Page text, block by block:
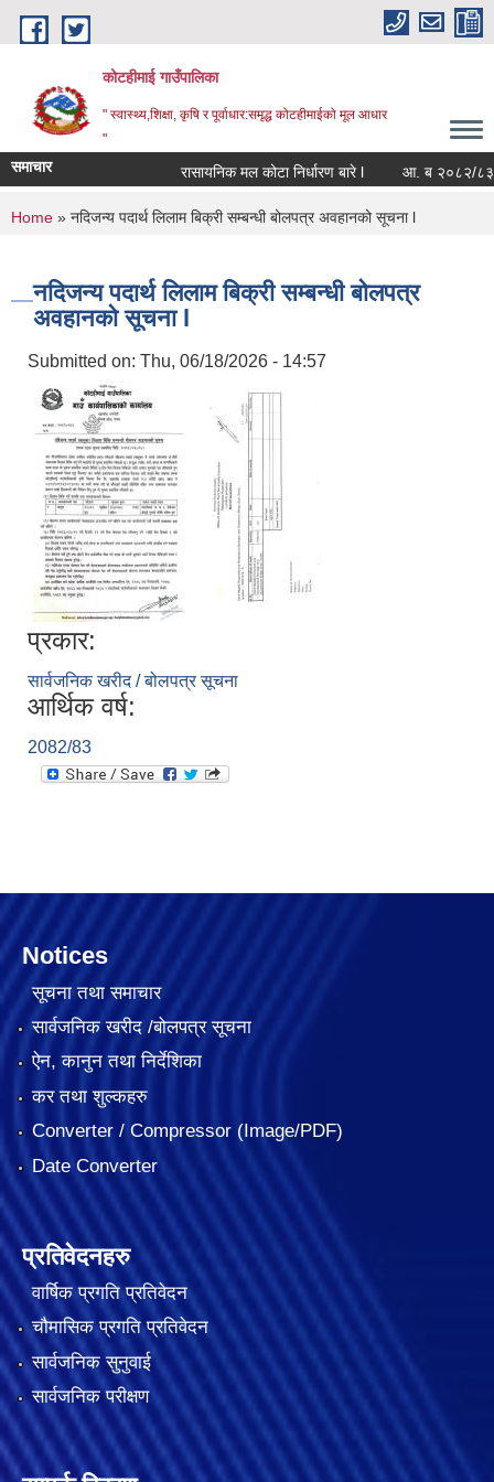
Skip to main content
कोटहीमाई गाउँपालिका
" स्वास्थ्य,शिक्षा, कृषि र पूर्वाधार:समृद्ध कोटहीमाईको मूल आधार
"
समाचार रासायनिक मल कोटा निर्धारण बारे l आ. ब २०८२/८३ को
You are here
Home » नदिजन्य पदार्थ लिलाम बिक्री सम्बन्धी बोलपत्र अवहानको सूचना l
नदिजन्य पदार्थ लिलाम बिक्री सम्बन्धी बोलपत्र
अवहानको सूचना l
Submitted on: Thu, 06/18/2026 - 14:57
प्रकार:
सार्वजनिक खरीद / बोलपत्र सूचना
आर्थिक वर्ष:
2082/83
Notices
सूचना तथा समाचार
सार्वजनिक खरीद /बोलपत्र सूचना
ऐन, कानुन तथा निर्देशिका
कर तथा शुल्कहरु
Converter / Compressor (Image/PDF)
Date Converter
प्रतिवेदनहरु
वार्षिक प्रगति प्रतिवेदन
चौमासिक प्रगति प्रतिवेदन
सार्वजनिक सुनुवाई
सार्वजनिक परीक्षण